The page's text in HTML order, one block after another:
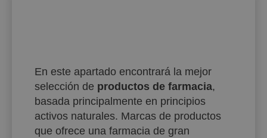
En este apartado encontrará la mejor
selección de productos de farmacia,
basada principalmente en principios
activos naturales. Marcas de productos
que ofrece una farmacia de gran